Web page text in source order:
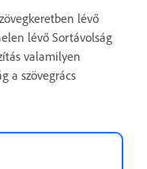
lévő
lévő Sortávolság
valamilyen
a szövegrács